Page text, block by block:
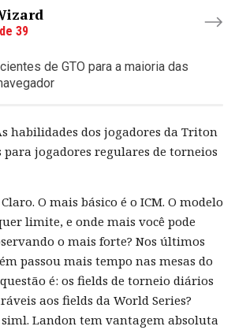
39
de GTO para a maioria das
habilidades dos jogadores da Triton
jogadores regulares de torneios
Claro. O mais básico é o ICM. O modelo
limite, e onde mais você pode
o mais forte? Nos últimos
passou mais tempo nas mesas do
é: os fields de torneio diários
​​aos fields da World Series?
siml. Landon tem vantagem absoluta